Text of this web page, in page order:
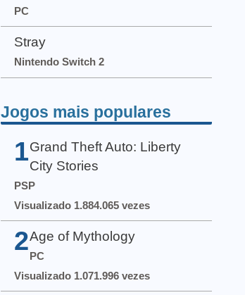
PC
Stray
Nintendo Switch 2
Jogos mais populares
1 Grand Theft Auto: Liberty
City Stories
PSP
Visualizado 1.884.065 vezes
2Age of Mythology
PC
Visualizado 1.071.996 vezes